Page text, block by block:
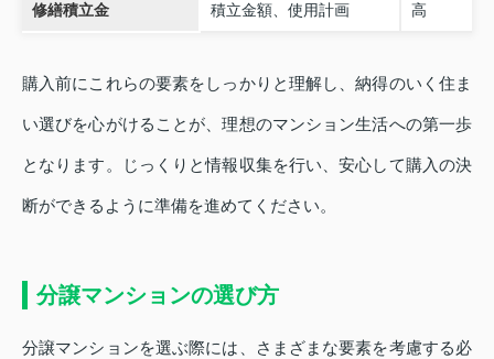
修繕積立金 積立金額、使用計画 高
購入前にこれらの要素をしっかりと理解し、納得のいく住ま
い選びを心がけることが、理想のマンション生活への第一歩
となります。じっくりと情報収集を行い、安心して購入の決
断ができるように準備を進めてください。
分譲マンションの選び方
分譲マンションを選ぶ際には、さまざまな要素を考慮する必